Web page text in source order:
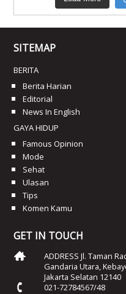
SITEMAP
BERITA
Berita Harian
Editorial
News In English
GAYA HIDUP
Famous Opinion
Mode
Sehat
Ulasan
Tips
Komen Kamu
GET IN TOUCH
ADDRESS Jl. Taman
Gandaria Utara,
Jakarta Selatan 12140
021-72784567/48